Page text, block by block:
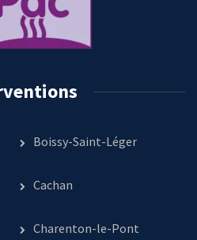
Boissy-Saint-Léger
Cachan
Charenton-le-Pont